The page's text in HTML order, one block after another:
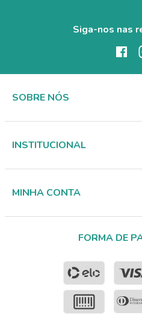
Siga-nos nas
SOBRE NÓS
INSTITUCIONAL
MINHA CONTA
FORMA DE